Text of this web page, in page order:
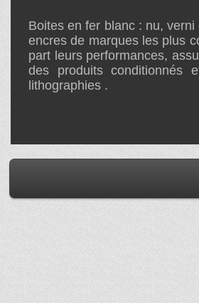
Boites en fer blanc : nu,
encres de marques les plus
part leurs performances,
des produits conditionnés
lithographies .